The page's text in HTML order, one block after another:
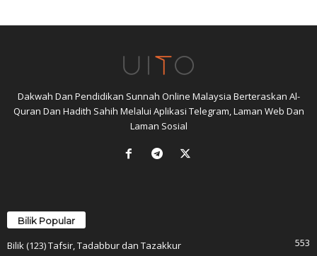
Dakwah Dan Pendidikan Sunnah Online Malaysia Berteraskan Al-
Quran Dan Hadith Sahih Melalui Aplikasi Telegram, Laman Web Dan
Laman Sosial
Bilik Popular
Bilik (123) Tafsir, Tadabbur dan Tazakkur
553